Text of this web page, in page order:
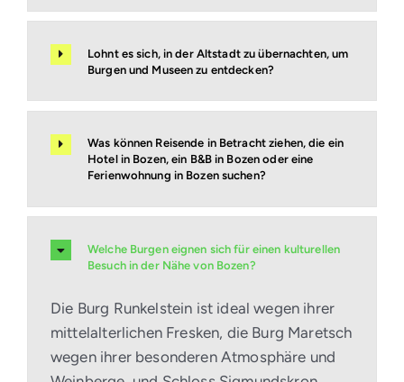
Lohnt es sich, in der Altstadt zu übernachten, um
Burgen und Museen zu entdecken?
Was können Reisende in Betracht ziehen, die ein
Hotel in Bozen, ein B&B in Bozen oder eine
Ferienwohnung in Bozen suchen?
Welche Burgen eignen sich für einen kulturellen
Besuch in der Nähe von Bozen?
Die Burg Runkelstein ist ideal wegen ihrer
mittelalterlichen Fresken, die Burg Maretsch
wegen ihrer besonderen Atmosphäre und